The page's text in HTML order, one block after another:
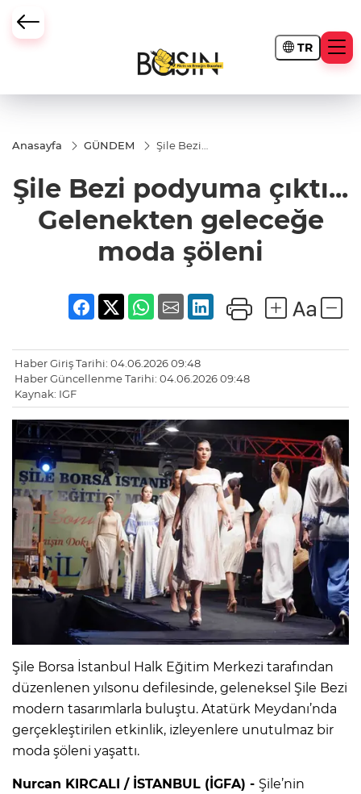
TR
Anasayfa GÜNDEM
Şile Bezi
Gelenekten
geleceğe
şöleni
Şile Bezi podyuma çıktı...
Gelenekten geleceğe
moda şöleni
Haber Giriş Tarihi: 04.06.2026 09:48
Haber Güncellenme Tarihi: 04.06.2026 09:48
Kaynak: IGF
Şile Borsa İstanbul Halk Eğitim Merkezi tarafından
düzenlenen yılsonu defilesinde, geleneksel Şile Bezi
modern tasarımlarla buluştu. Atatürk Meydanı’nda
gerçekleştirilen etkinlik, izleyenlere unutulmaz bir
moda şöleni yaşattı.
Nurcan KIRCALI / İSTANBUL (İGFA) - Şile’nin